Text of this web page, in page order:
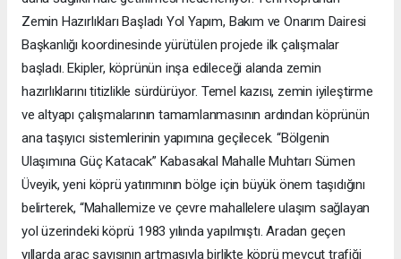
Zemin Hazırlıkları Başladı Yol Yapım, Bakım ve Onarım Dairesi
Başkanlığı koordinesinde yürütülen projede ilk çalışmalar
başladı. Ekipler, köprünün inşa edileceği alanda zemin
hazırlıklarını titizlikle sürdürüyor. Temel kazısı, zemin iyileştirme
ve altyapı çalışmalarının tamamlanmasının ardından köprünün
ana taşıyıcı sistemlerinin yapımına geçilecek. “Bölgenin
Ulaşımına Güç Katacak” Kabasakal Mahalle Muhtarı Sümen
Üveyik, yeni köprü yatırımının bölge için büyük önem taşıdığını
belirterek, “Mahallemize ve çevre mahallelere ulaşım sağlayan
yol üzerindeki köprü 1983 yılında yapılmıştı. Aradan geçen
yıllarda araç sayısının artmasıyla birlikte köprü mevcut trafiği